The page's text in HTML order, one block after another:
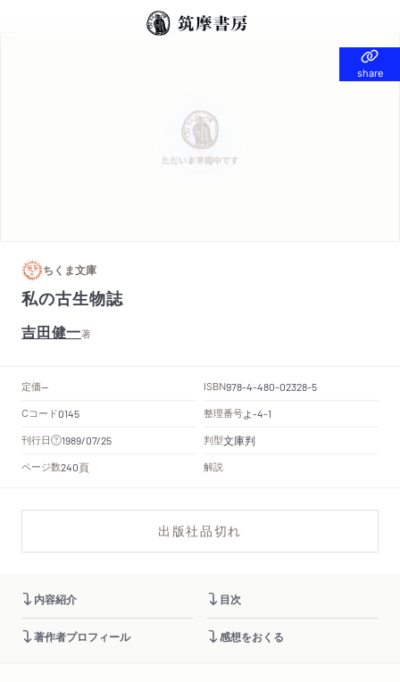
share
share
ちくま文庫
私の古生物誌
吉田健一著
定価-- ISBN978-4-480-02328-5
Cコード0145 整理番号よ-4-1
刊行日 1989/07/25 判型文庫判
ページ数240頁 解説
出版社品切れ
内容紹介 目次
著作者プロフィール 感想をおくる